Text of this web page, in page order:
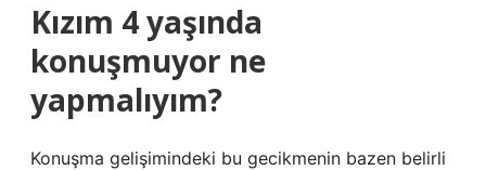
Kızım 4 yaşında
konuşmuyor ne
yapmalıyım?
Konuşma gelişimindeki bu gecikmenin bazen belirli